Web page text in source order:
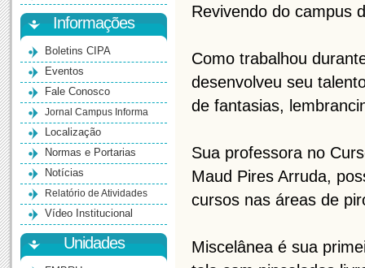
Informações
Boletins CIPA
Eventos
Fale Conosco
Jornal Campus Informa
Localização
Normas e Portarias
Notícias
Relatório de Atividades
Vídeo Institucional
Unidades
Revivendo do campus
Como trabalhou
desenvolveu seu
de fantasias,
Sua professora no
Maud Pires Arruda,
cursos nas áreas de
Miscelânea é sua